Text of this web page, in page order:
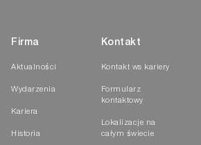
Firma
Aktualności
Wydarzenia
Kariera
Historia
Kontakt
Kontakt ws kariery
Formularz
kontaktowy
Lokalizacje na
całym świecie